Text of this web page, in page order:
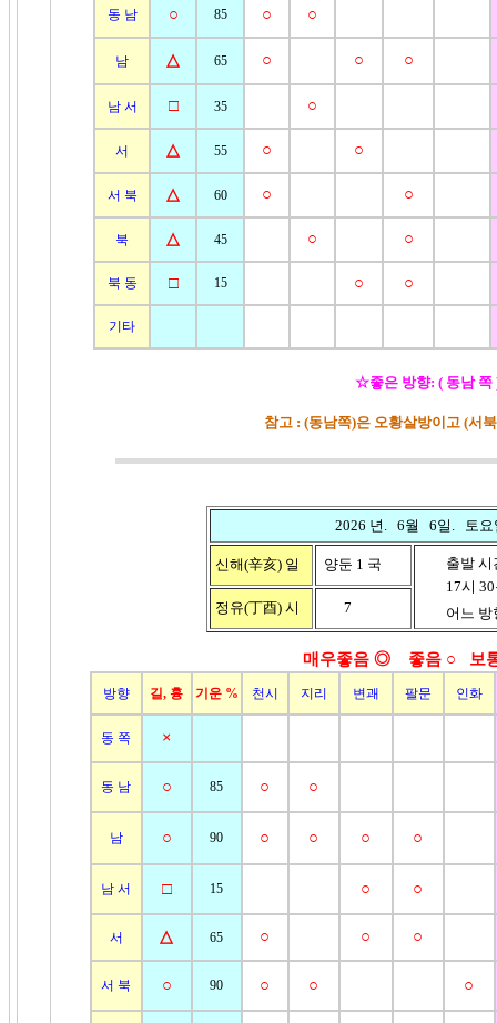
동 남 ○ 85 ○ ○
남 △ 65 ○ ○ ○
남 서 □ 35 ○
서 △ 55 ○ ○
서 북 △ 60 ○ ○
북 △ 45 ○ ○
북 동 □ 15 ○ ○
기타
☆좋은 방향: ( 동남 쪽
참고 : (동남쪽)은 오황살방이고 (서
2026 년. 6월 6일. 토요
신해(辛亥) 일 양둔 1 국
출발 시
17시 30
어느 방
정유(丁酉) 시 7
매우좋음 ◎ 좋음 ○ 보
방향 길, 흉 기운 % 천시 지리 변괘 팔문 인화
동 쪽 ×
동 남 ○ 85 ○ ○
남 ○ 90 ○ ○ ○ ○
남 서 □ 15 ○ ○
서 △ 65 ○ ○ ○
서 북 ○ 90 ○ ○ ○